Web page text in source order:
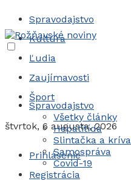
Spravodajstvo
Kultúra
Ľudia
Zaujímavosti
Šport
štvrtok, 6 augusta, 2026
Prihlásenie
Registrácia
Spravodajstvo
Všetky články
Hepatitída
Slintačka a
Samospráva
Covid-19